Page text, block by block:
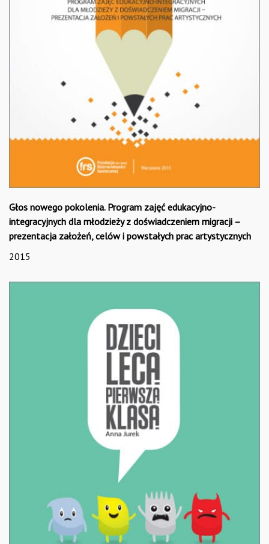
Głos nowego pokolenia. Program zajęć edukacyjno-
integracyjnych dla młodzieży z doświadczeniem migracji –
prezentacja założeń, celów i powstałych prac artystycznych
2015